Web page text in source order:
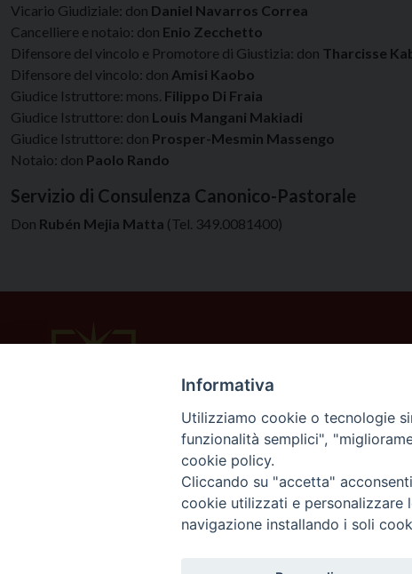
Vicario Giudiziale: don Daniel Navarros Correa
Cancelliere e notaio: don Enio Zecchetto
Difensore del vincolo e Promotore di Giustizia: don Tharcisse
Difensore del vincolo: don Amisi Kaobo
Giudice Istruttore: mons. Filippo Di Fraia
Giudice Istruttore: don Louis Mangani Makiadi
Giudice Istruttore: don Prosper-Mesmin Massengo
Notaio: don Paolo Rando
Servizio di Consulenza Canonico-Pastorale
Don Rubén Mejia Matta (Tel. 349.0081400)
Informativa
Utilizziamo cookie o tecnologie
funzionalità semplici",
cookie policy.
Cliccando su "accetta"
cookie utilizzati e personalizzare
navigazione installando i soli